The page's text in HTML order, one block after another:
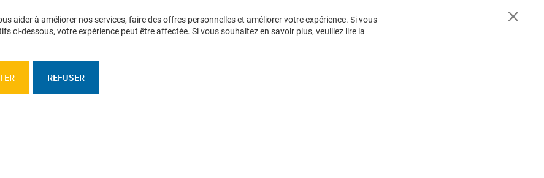
au moment de l’utilisation.
Close
aider à améliorer nos services, faire des offres personnelles et améliorer votre expérience. Si vous
ci-dessous, votre expérience peut être affectée. Si vous souhaitez en savoir plus, veuillez lire la
REFUSER